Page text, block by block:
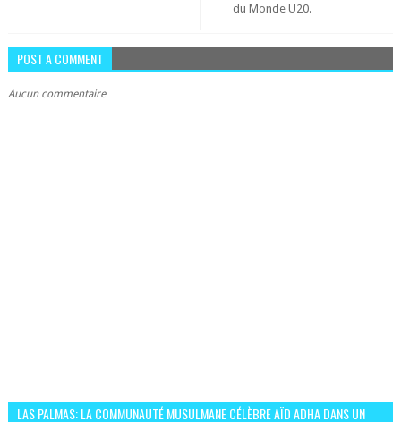
du Monde U20.
POST A COMMENT
Aucun commentaire
LAS PALMAS: LA COMMUNAUTÉ MUSULMANE CÉLÈBRE AÏD ADHA DANS UN